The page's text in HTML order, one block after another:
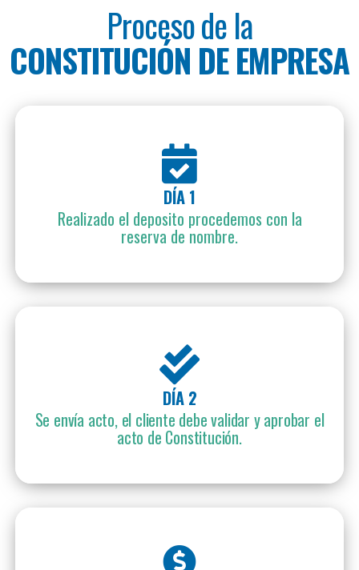
Proceso de la
CONSTITUCIÓN DE EMPRESA
DÍA 1
Realizado el deposito procedemos con la
reserva de nombre.
DÍA 2
Se envía acto, el cliente debe validar y aprobar el
acto de Constitución.